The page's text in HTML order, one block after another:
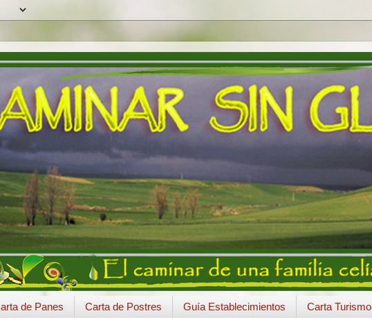
de Panes Carta de Postres Guía Establecimientos Carta Turismo